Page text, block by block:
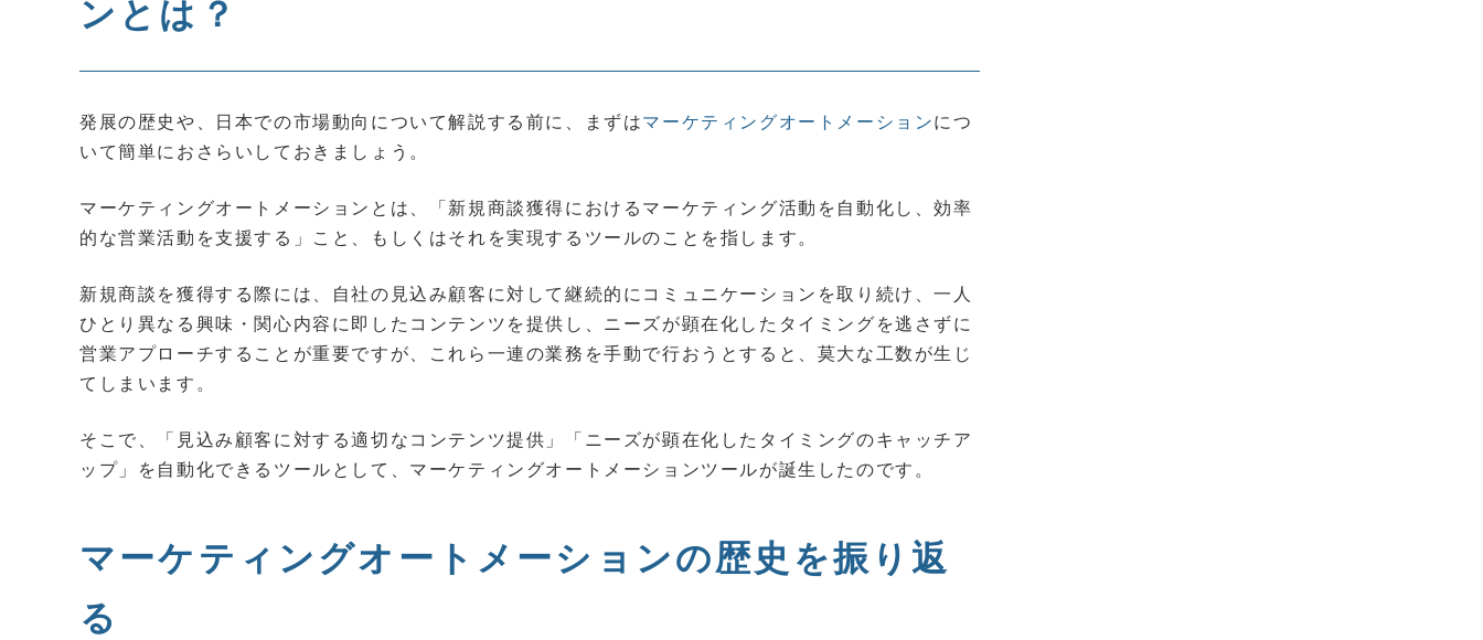
ンとは？
発展の歴史や、日本での市場動向について解説する前に、まずはマーケティングオートメーションにつ
いて簡単におさらいしておきましょう。
マーケティングオートメーションとは、「新規商談獲得におけるマーケティング活動を自動化し、効率
的な営業活動を支援する」こと、もしくはそれを実現するツールのことを指します。
新規商談を獲得する際には、自社の見込み顧客に対して継続的にコミュニケーションを取り続け、一人
ひとり異なる興味・関心内容に即したコンテンツを提供し、ニーズが顕在化したタイミングを逃さずに
営業アプローチすることが重要ですが、これら一連の業務を手動で行おうとすると、莫大な工数が生じ
てしまいます。
そこで、「見込み顧客に対する適切なコンテンツ提供」「ニーズが顕在化したタイミングのキャッチア
ップ」を自動化できるツールとして、マーケティングオートメーションツールが誕生したのです。
マーケティングオートメーションの歴史を振り返
る